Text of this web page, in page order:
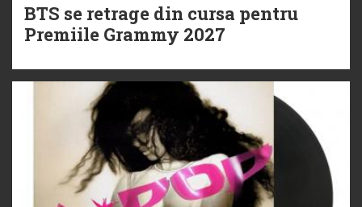
BTS se retrage din cursa pentru
Premiile Grammy 2027